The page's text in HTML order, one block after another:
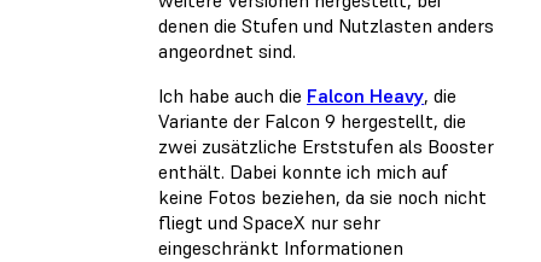
denen die Stufen und Nutzlasten anders
angeordnet sind.
Ich habe auch die Falcon Heavy, die
Variante der Falcon 9 hergestellt, die
zwei zusätzliche Erststufen als Booster
enthält. Dabei konnte ich mich auf
keine Fotos beziehen, da sie noch nicht
fliegt und SpaceX nur sehr
eingeschränkt Informationen